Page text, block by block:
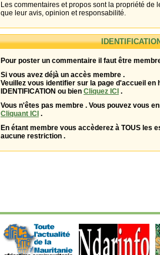
Les commentaires et propos sont la propriété de
que leur avis, opinion et responsabilité.
Pour poster un commentaire il faut être
Si vous avez déjà un accès membre .
Veuillez vous identifier sur la page d'accueil en
IDENTIFICATION ou bien Cliquez ICI .
Vous n'êtes pas membre . Vous pouvez vous
Cliquant ICI .
En étant membre vous accèderez à TOUS les
aucune restriction .